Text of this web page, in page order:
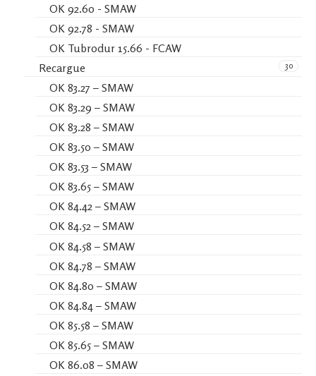
OK 92.60 - SMAW
OK 92.78 - SMAW
OK Tubrodur 15.66 - FCAW
30
Recargue
OK 83.27 – SMAW
OK 83.29 – SMAW
OK 83.28 – SMAW
OK 83.50 – SMAW
OK 83.53 – SMAW
OK 83.65 – SMAW
OK 84.42 – SMAW
OK 84.52 – SMAW
OK 84.58 – SMAW
OK 84.78 – SMAW
OK 84.80 – SMAW
OK 84.84 – SMAW
OK 85.58 – SMAW
OK 85.65 – SMAW
OK 86.08 – SMAW